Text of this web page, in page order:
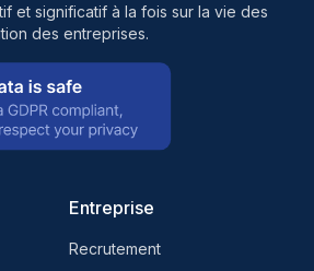
et significatif à la fois sur la vie des
des entreprises.
Entreprise
Recrutement